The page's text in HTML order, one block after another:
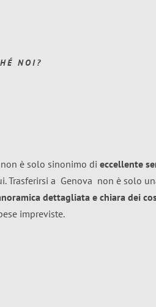
NOI?
è solo sinonimo di eccellente
Trasferirsi a Genova non è solo
dettagliata e chiara dei
impreviste.